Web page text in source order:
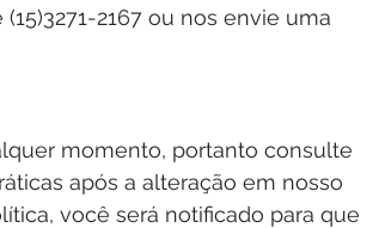
2167 ou nos envie uma
momento, portanto consulte
após a alteração em nosso
você será notificado para que